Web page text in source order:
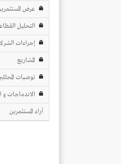
عرض
التحليل
إجراءات
المشاريع
توصيات
الاندماجات و
آراء المستثمرين